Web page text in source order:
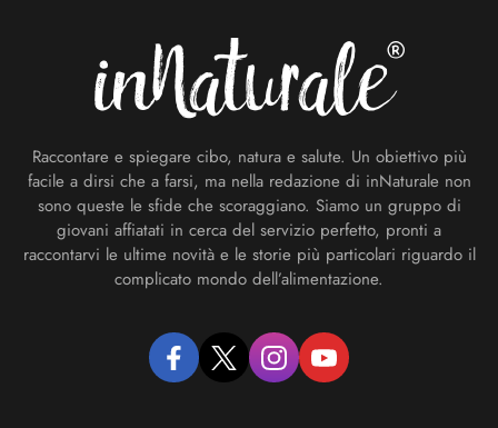
Raccontare e spiegare cibo, natura e salute. Un obiettivo più
facile a dirsi che a farsi, ma nella redazione di inNaturale non
sono queste le sfide che scoraggiano. Siamo un gruppo di
giovani affiatati in cerca del servizio perfetto, pronti a
raccontarvi le ultime novità e le storie più particolari riguardo il
complicato mondo dell’alimentazione.
facebooktwitter instagramyoutube